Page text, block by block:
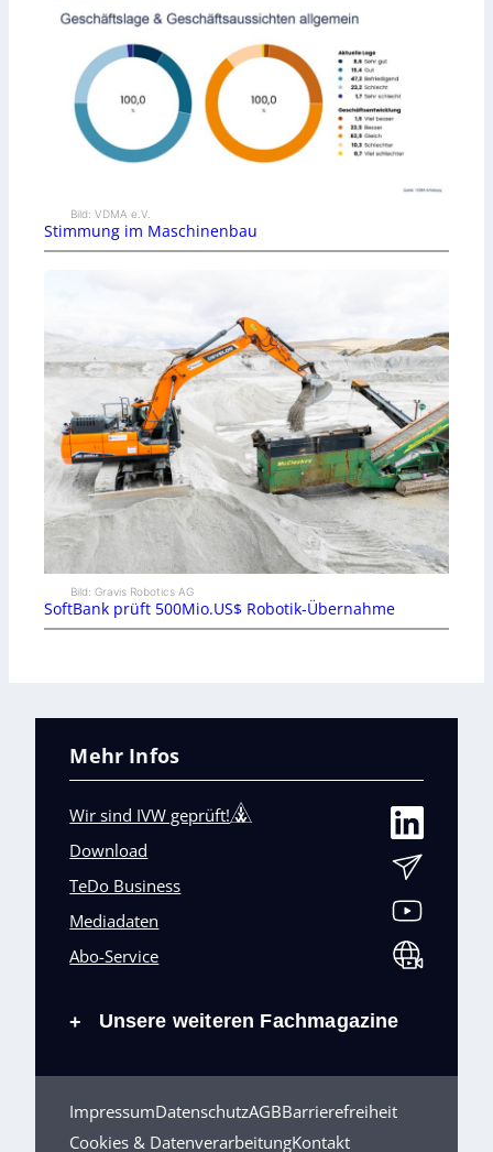
Bild: VDMA e.V.
Stimmung im Maschinenbau
Bild: Gravis Robotics AG
SoftBank prüft 500Mio.US$ Robotik-Übernahme
Mehr Infos
Wir sind IVW geprüft!
Download
TeDo Business
Mediadaten
Abo-Service
+ Unsere weiteren Fachmagazine
ImpressumDatenschutzAGBBarrierefreiheit
Cookies & DatenverarbeitungKontakt